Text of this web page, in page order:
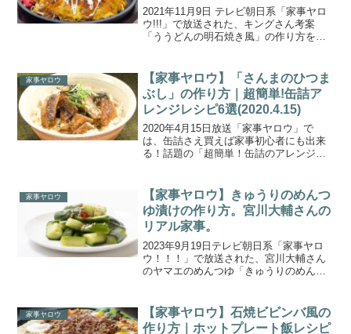
2021年11月9日 テレビ朝日系「家事ヤロ
ウ!!!」で放送された、キングさん考案
「ううどんの明石焼き風」の作り方をご
ひと口キツネうどん＆ひと手間焼うど
ん！冷凍うどんで...
家事ヤロウ
【家事ヤロウ】「さんまのひつま
ぶし」の作り方｜超簡単!缶詰ア
レンジレシピ6選(2020.4.15)
2020年4月15日放送「家事ヤロウ」で
は、缶詰さえ買えば家事初心者にも出来
る！話題の「超簡単！缶詰のアレンジレ
まのひつまぶし」のレシピをご紹介しま
す！【ごはんジャパン...
家事ヤロウ
【家事ヤロウ】きゅうりのめんつ
ゆ漬けの作り方。宮川大輔さんの
リアル家事。
2023年9月19日テレビ朝日系「家事ヤロ
ウ！！！」で放送された、宮川大輔さん
のヤマエのめんつゆ「きゅうりのめんつ
開！＆博多華丸・大吉さんの絶品鶏すき
鍋＆井上咲楽の塩麹を...
家事ヤロウ
【家事ヤロウ】石焼ビビンバ風の
作り方｜ホットプレート飯レシピ